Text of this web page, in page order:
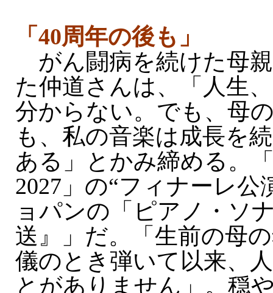
「40周年の後も」
がん闘病を続けた母
た仲道さんは、「人生
分からない。でも、母
も、私の音楽は成長を
ある」とかみ締める
2027」の“フィナーレ公
ョパンの「ピアノ・ソ
送』」だ。「生前の母
儀のとき弾いて以来、
とがありません」。穏